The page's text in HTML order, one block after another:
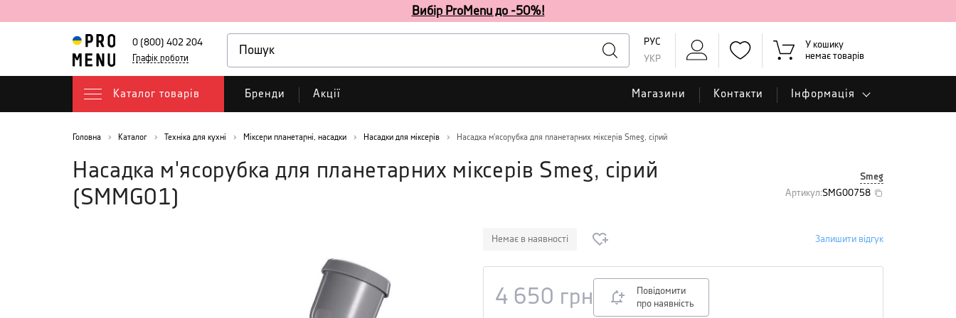
Вибір ProMenu до -50%!
0 (800) 402 204
Графік роботи
РУС
УКР
У кошику
немає товарів
Каталог товарів Бренди Акції Магазини Контакти Інформація
Головна Каталог Техніка для кухні Міксери планетарні, насадки Насадки для міксерів Насадка м'ясорубка для планетарних міксерів Smeg, сірий
Насадка м'ясорубка для планетарних міксерів Smeg, сірий
(SMMG01)
Smeg
Артикул:SMG00758
Немає в наявності Залишити відгук
4 650 грн
Повідомити
про наявність